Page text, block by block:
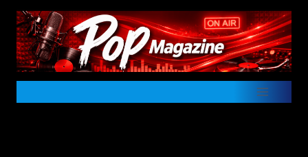
Doorgaan
naar
inhoud